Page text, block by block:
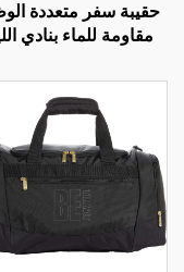
متعددة الوظائف
بنادي اللياقة